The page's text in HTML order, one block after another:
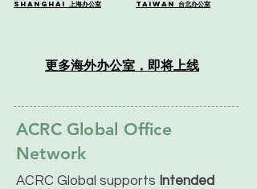
Shanghai 上海办公室 Taiwan 台北办公室
更多海外办公室，即将上线
ACRC Global Office
Network
ACRC Global supports Intended